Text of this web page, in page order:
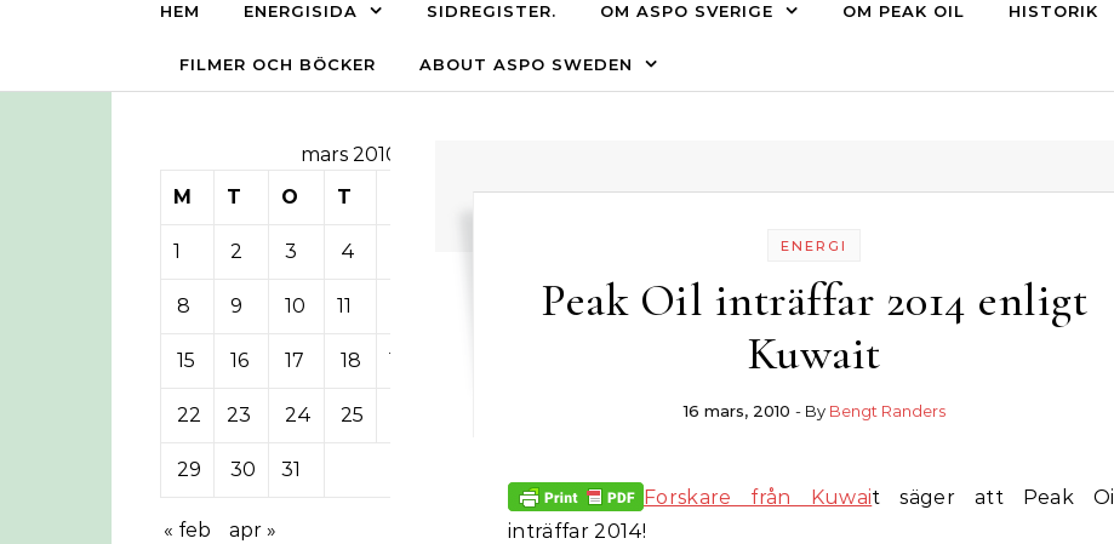
HEM ENERGISIDA SIDREGISTER. OM ASPO SVERIGE OM PEAK OIL HISTORIK
FILMER OCH BÖCKER ABOUT ASPO SWEDEN
mars 2010
M
T O T S
1 2 3 4
8 9 10 11
15 16 17 18 19
22 23 24 25
29 30 31
« feb apr »
ENERGI
Peak Oil inträffar 2014 enligt
Kuwait
16 mars, 2010 - By Bengt Randers
Forskare från Kuwait säger att Peak Oil
inträffar 2014!